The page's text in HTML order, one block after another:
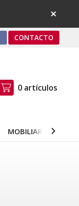
CONTACTO
0 artículos
MOBILIARIO Y